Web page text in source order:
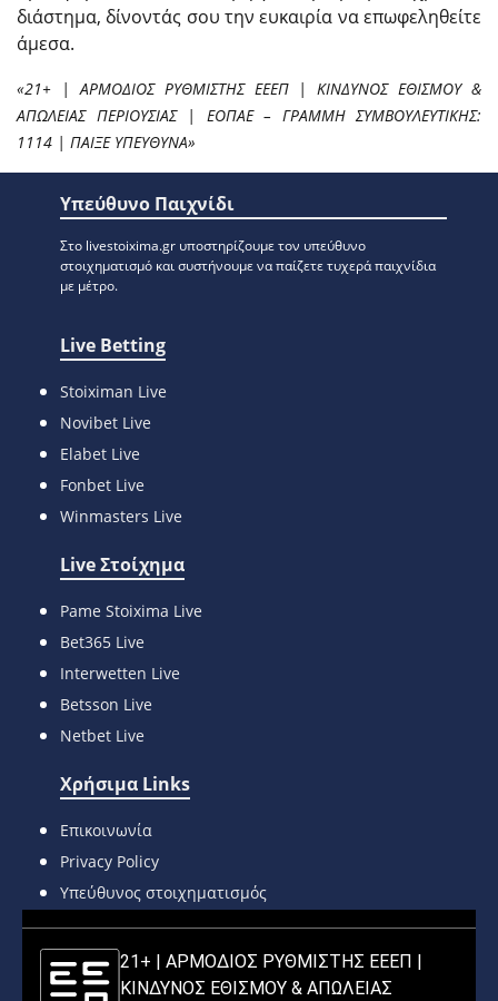
διάστημα, δίνοντάς σου την ευκαιρία να επωφεληθείτε
άμεσα.
«21+ | ΑΡΜΟΔΙΟΣ ΡΥΘΜΙΣΤΗΣ ΕΕΕΠ | ΚΙΝΔΥΝΟΣ ΕΘΙΣΜΟΥ &
ΑΠΩΛΕΙΑΣ ΠΕΡΙΟΥΣΙΑΣ | ΕΟΠΑΕ – ΓΡΑΜΜΗ ΣΥΜΒΟΥΛΕΥΤΙΚΗΣ:
1114 | ΠΑΙΞΕ ΥΠΕΥΘΥΝΑ»
Υπεύθυνο Παιχνίδι
Στο livestoixima.gr υποστηρίζουμε τον υπεύθυνο
στοιχηματισμό και συστήνουμε να παίζετε τυχερά παιχνίδια
με μέτρο.
Live Betting
Stoiximan Live
Novibet Live
Elabet Live
Fonbet Live
Winmasters Live
Live Στοίχημα
Pame Stoixima Live
Bet365 Live
Interwetten Live
Betsson Live
Netbet Live
Χρήσιμα Links
Επικοινωνία
Privacy Policy
Υπεύθυνος στοιχηματισμός
21+ | ΑΡΜΟΔΙΟΣ ΡΥΘΜΙΣΤΗΣ ΕΕΕΠ |
ΚΙΝΔΥΝΟΣ ΕΘΙΣΜΟΥ & ΑΠΩΛΕΙΑΣ